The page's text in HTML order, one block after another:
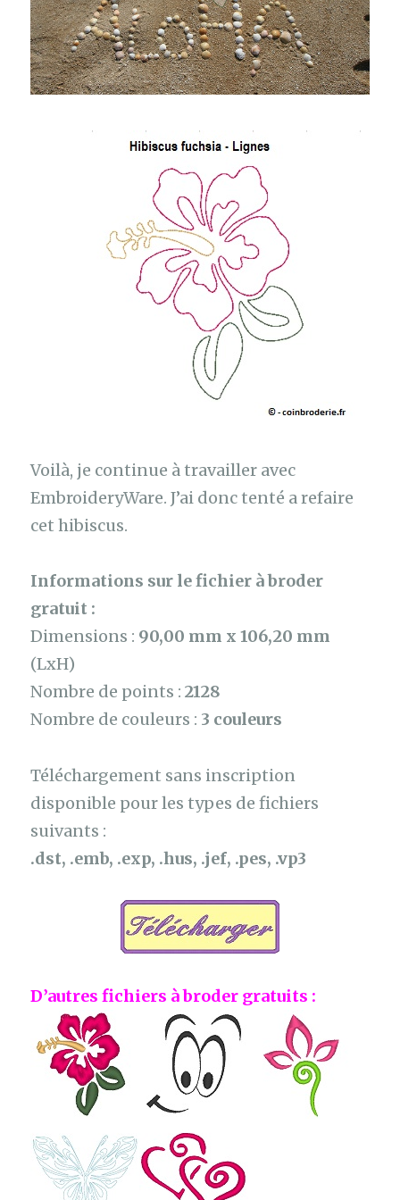
Voilà, je continue à travailler avec
EmbroideryWare. J’ai donc tenté a refaire
cet hibiscus.
Informations sur le fichier à broder
gratuit :
Dimensions : 90,00 mm x 106,20 mm
(LxH)
Nombre de points :2128
Nombre de couleurs : 3 couleurs
Téléchargement sans inscription
disponible pour les types de fichiers
suivants :
.dst, .emb, .exp, .hus, .jef, .pes, .vp3
D’autres fichiers à broder gratuits :